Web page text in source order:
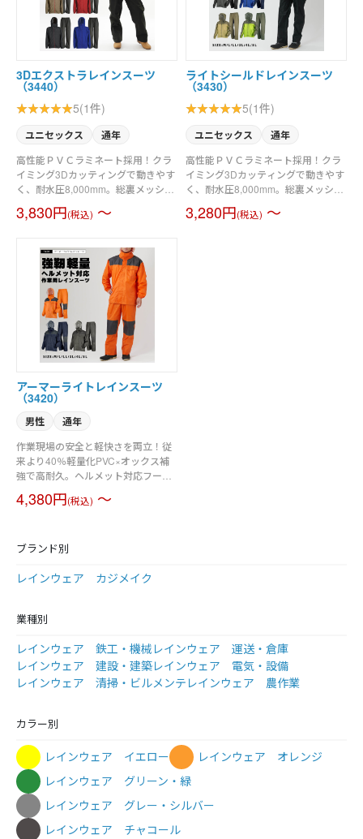
3Dエクストラレインスーツ
（3440）
5(1件)
ユニセックス 通年
高性能ＰＶＣラミネート採用！クラ
イミング3Dカッティングで動きやす
く、耐水圧8,000mm。総裏メッシュ
立。普段使いにも便利な上下別カラ
3,830円(税込) ～
ライトシールドレインスーツ
（3430）
5(1件)
ユニセックス 通年
高性能ＰＶＣラミネート採用！クラ
イミング3Dカッティングで動きやす
く、耐水圧8,000mm。総裏メッシュ
立。普段使いにも便利な上下別カラ
3,280円(税込) ～
アーマーライトレインスーツ
（3420）
男性 通年
作業現場の安全と軽快さを両立！従
来より40％軽量化PVC×オックス補
強で高耐久。ヘルメット対応フー
キングレインスーツ。
4,380円(税込) ～
ブランド別
レインウェア カジメイク
業種別
レインウェア 鉄工・機械 レインウェア 運送・倉庫
レインウェア 建設・建築レインウェア 電気・設備
レインウェア 清掃・ビルメンテ レインウェア 農作業
カラー別
レインウェア イエロー
レインウェア オレンジ
レインウェア グリーン・緑
レインウェア グレー・シルバー
レインウェア チャコール